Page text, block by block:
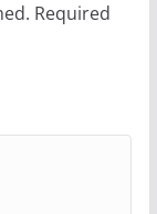
Required